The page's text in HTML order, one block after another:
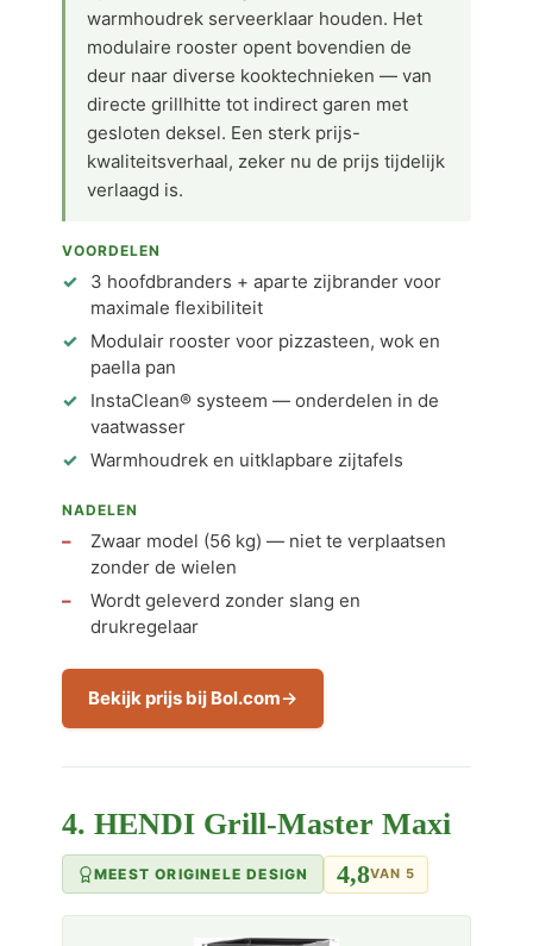
warmhoudrek serveerklaar houden. Het
modulaire rooster opent bovendien de
deur naar diverse kooktechnieken — van
directe grillhitte tot indirect garen met
gesloten deksel. Een sterk prijs-
kwaliteitsverhaal, zeker nu de prijs tijdelijk
verlaagd is.
VOORDELEN
3 hoofdbranders + aparte zijbrander voor
maximale flexibiliteit
Modulair rooster voor pizzasteen, wok en
paella pan
InstaClean® systeem — onderdelen in de
vaatwasser
Warmhoudrek en uitklapbare zijtafels
NADELEN
Zwaar model (56 kg) — niet te verplaatsen
zonder de wielen
Wordt geleverd zonder slang en
drukregelaar
Bekijk prijs bij Bol.com
4. HENDI Grill-Master Maxi
MEEST ORIGINELE DESIGN 4,8VAN 5